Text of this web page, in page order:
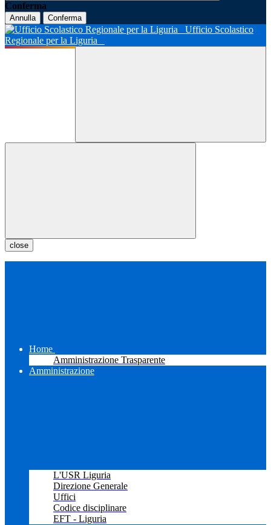
Conferma
Annulla Conferma
Ufficio Scolastico
Regionale per la Liguria
close
Home
Amministrazione Trasparente
Amministrazione
L'USR Liguria
Direzione Generale
Uffici
Codice disciplinare
EFT - Liguria